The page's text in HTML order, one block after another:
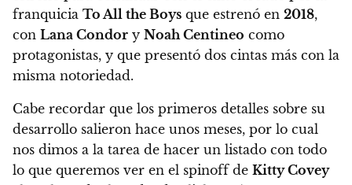
franquicia To All the Boys que estrenó en 2018,
con Lana Condor y Noah Centineo como
protagonistas, y que presentó dos cintas más con la
misma notoriedad.
Cabe recordar que los primeros detalles sobre su
desarrollo salieron hace unos meses, por lo cual
nos dimos a la tarea de hacer un listado con todo
lo que queremos ver en el spinoff de Kitty Covey